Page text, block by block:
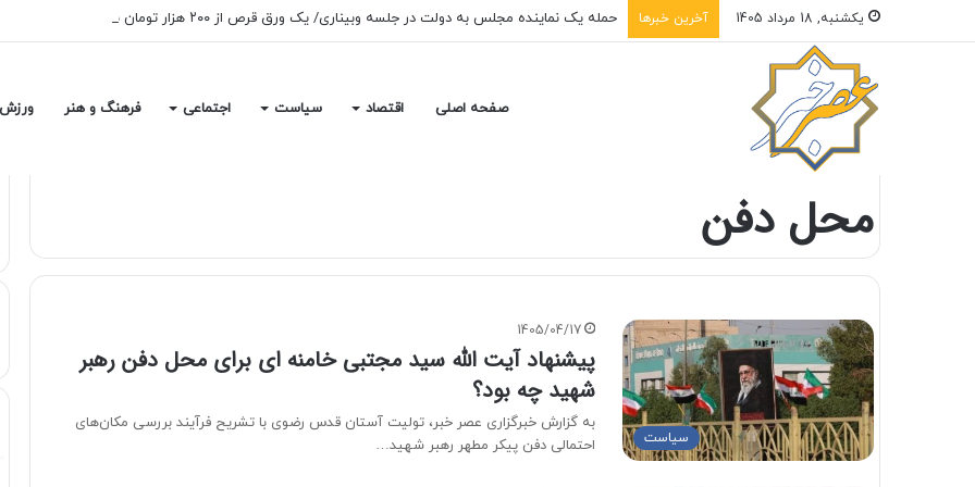
یکشنبه, 18 مرداد 1405 آخرین خبرها
صفحه اصلی اقتصاد سیاست اجتماعی فرهنگ و هنر ورزش
خانه/محل دفن
محل دفن
سیاست
1405/04/17
پیشنهاد آیت الله سید مجتبی خامنه ای برای محل دفن رهبر
شهید چه بود؟
به گزارش خبرگزاری عصر خبر، تولیت آستان قدس رضوی با تشریح فرآیند بررسی مکان‌های
احتمالی دفن پیکر مطهر رهبر شهید…